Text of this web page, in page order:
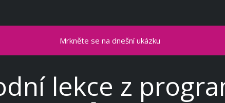
Mrkněte se na dnešní ukázku
lekce z